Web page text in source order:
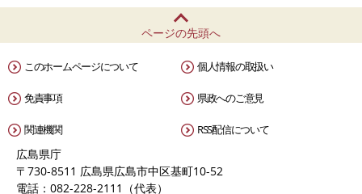
ページの先頭へ
このホームページについて 個人情報の取扱い
免責事項 県政へのご意見
関連機関 RSS配信について
広島県庁
〒730-8511 広島県広島市中区基町10-52
電話：082-228-2111（代表）